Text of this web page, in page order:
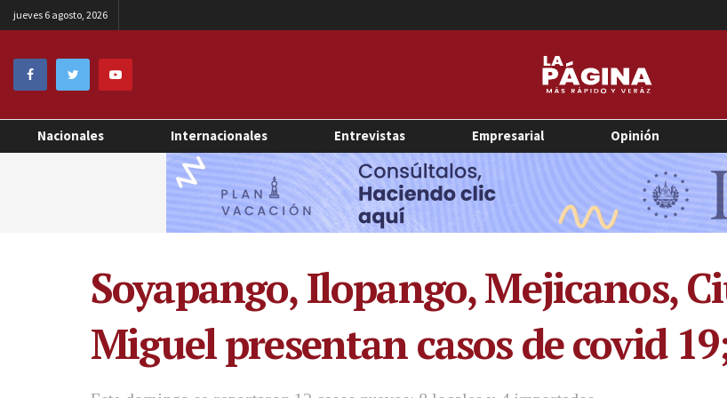
jueves 6 agosto, 2026
Nacionales Internacionales Entrevistas Empresarial Opinión
Soyapango, Ilopango, Mejicanos,
Miguel presentan casos de covid